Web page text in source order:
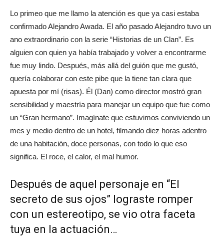
Lo primeo que me llamo la atención es que ya casi estaba
confirmado Alejandro Awada. El año pasado Alejandro tuvo un
ano extraordinario con la serie “Historias de un Clan”. Es
alguien con quien ya había trabajado y volver a encontrarme
fue muy lindo. Después, más allá del guión que me gustó,
quería colaborar con este pibe que la tiene tan clara que
apuesta por mí (risas). Él (Dan) como director mostró gran
sensibilidad y maestría para manejar un equipo que fue como
un “Gran hermano”. Imagínate que estuvimos conviviendo un
mes y medio dentro de un hotel, filmando diez horas adentro
de una habitación, doce personas, con todo lo que eso
significa. El roce, el calor, el mal humor.
Después de aquel personaje en “El
secreto de sus ojos” lograste romper
con un estereotipo, se vio otra faceta
tuya en la actuación…